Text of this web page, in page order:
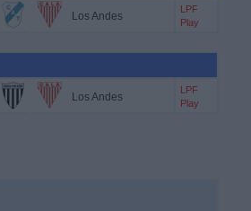
Los Andes
LPF
Play
Los Andes
LPF
Play